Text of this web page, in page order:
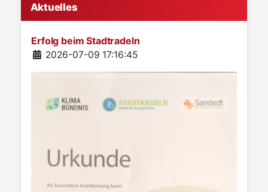
Aktuelles
Erfolg beim Stadtradeln
Details
2026-07-09 17:16:45